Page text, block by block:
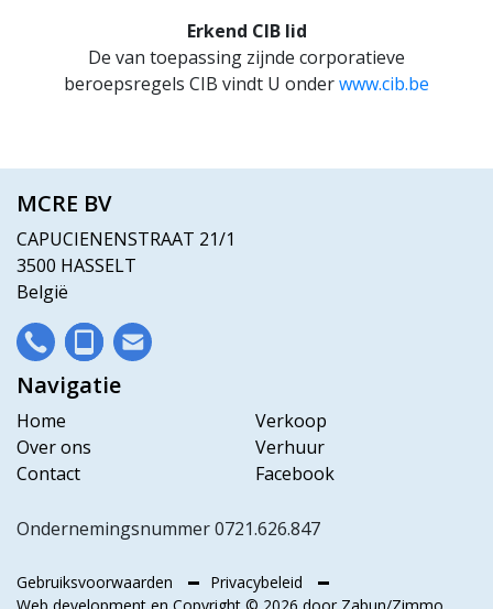
Erkend CIB lid
De van toepassing zijnde corporatieve
beroepsregels CIB vindt U onderwww.cib.be
MCRE BV
CAPUCIENENSTRAAT 21/1
3500 HASSELT
België
Navigatie
Home
Over ons
Contact
Verkoop
Verhuur
Facebook
Ondernemingsnummer 0721.626.847
Gebruiksvoorwaarden
Privacybeleid